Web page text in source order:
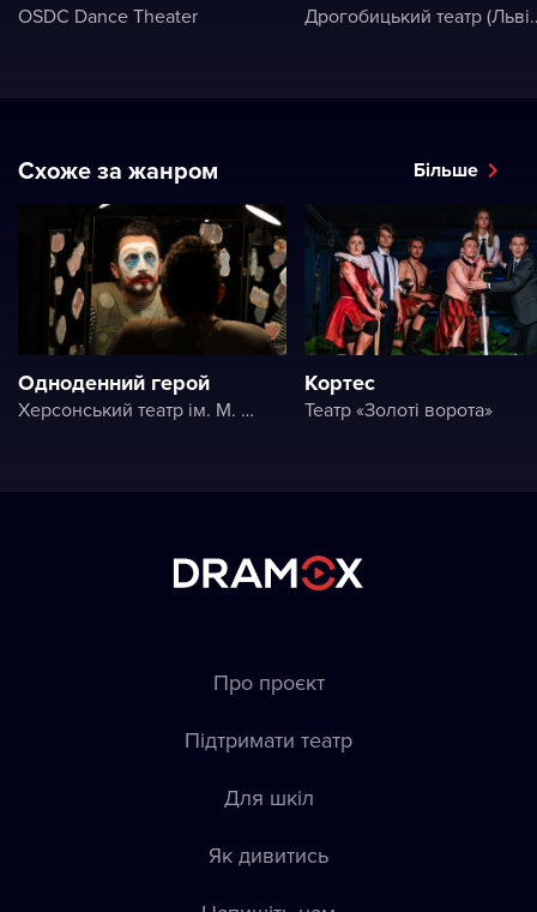
OSDC Dance Theater Дрогобицький театр
Схоже за жанром Більше
Одноденний герой
Херсонський театр ім. М. Куліша
Кортес
Театр «Золоті ворота»
Про проєкт
Підтримати театр
Для шкіл
Як дивитись